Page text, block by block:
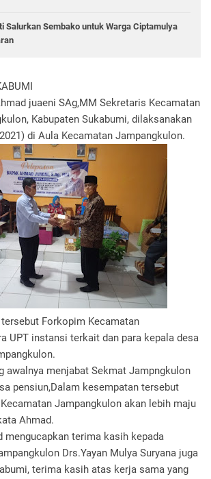
Salurkan Sembako untuk Warga Ciptamulya
juaeni SAg,MM Sekretaris Kecamatan
Kabupaten Sukabumi, dilaksanakan
di Aula Kecamatan Jampangkulon.
Forkopim Kecamatan
UPT instansi terkait dan para kepala desa
awalnya menjabat Sekmat Jampngkulon
pensiun,Dalam kesempatan tersebut
Jampangkulon akan lebih maju
Ahmad.
mengucapkan terima kasih kepada
Drs.Yayan Mulya Suryana juga
terima kasih atas kerja sama yang